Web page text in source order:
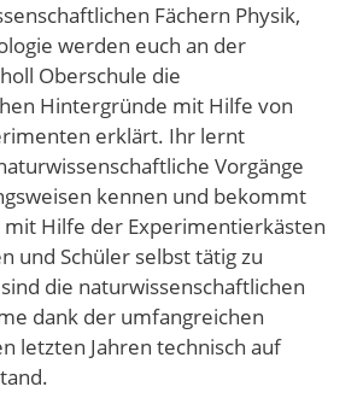
Fächern Physik,
werden euch an der
Oberschule die
Hintergründe mit Hilfe von
erklärt. Ihr lernt
Vorgänge
kennen und bekommt
mit Hilfe der Experimentierkästen
und Schüler selbst tätig zu
die naturwissenschaftlichen
dank der umfangreichen
letzten Jahren technisch auf